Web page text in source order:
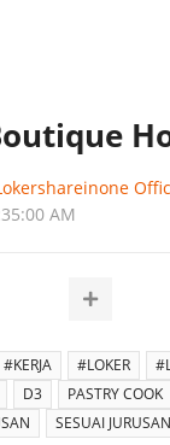
AM
#KERJA #LOKER
D3 PASTRY COOK
SESUAI JURUSAN